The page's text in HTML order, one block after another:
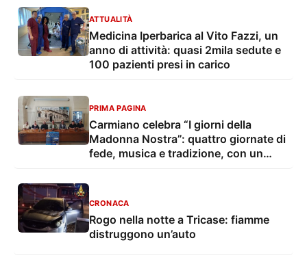
ATTUALITÀ
Medicina Iperbarica al Vito Fazzi, un
anno di attività: quasi 2mila sedute e
100 pazienti presi in carico
PRIMA PAGINA
Carmiano celebra “I giorni della
Madonna Nostra”: quattro giornate di
fede, musica e tradizione, con un
CRONACA
Rogo nella notte a Tricase: fiamme
distruggono un’auto